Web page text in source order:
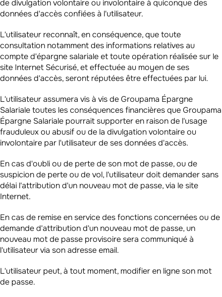
de divulgation volontaire ou involontaire à quiconque des
données d'accès confiées à l'utilisateur.
L'utilisateur reconnaît, en conséquence, que toute
consultation notamment des informations relatives au
compte d'épargne salariale et toute opération réalisée sur le
site Internet Sécurisé, et effectuée au moyen de ses
données d'accès, seront réputées être effectuées par lui.
L'utilisateur assumera vis à vis de Groupama Épargne
Salariale toutes les conséquences financières que Groupama
Épargne Salariale pourrait supporter en raison de l'usage
frauduleux ou abusif ou de la divulgation volontaire ou
involontaire par l'utilisateur de ses données d'accès.
En cas d'oubli ou de perte de son mot de passe, ou de
suspicion de perte ou de vol, l'utilisateur doit demander sans
délai l'attribution d'un nouveau mot de passe, via le site
Internet.
En cas de remise en service des fonctions concernées ou de
demande d'attribution d'un nouveau mot de passe, un
nouveau mot de passe provisoire sera communiqué à
l'utilisateur via son adresse email.
L'utilisateur peut, à tout moment, modifier en ligne son mot
de passe.